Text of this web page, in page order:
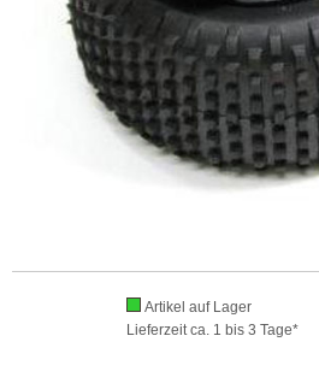
Artikel auf Lager
Lieferzeit ca. 1 bis 3 Tage*